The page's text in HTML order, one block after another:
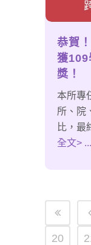
恭賀
獲109
獎！
本所專
所、院
比，最
全文> ...
20